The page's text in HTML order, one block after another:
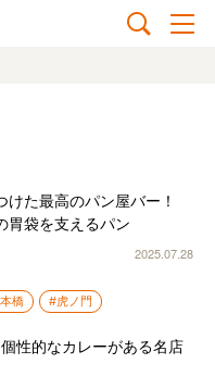
けた最高のパン屋バー！
胃袋を支えるパン
2025.07.28
橋 #虎ノ門
性的なカレーがある名店